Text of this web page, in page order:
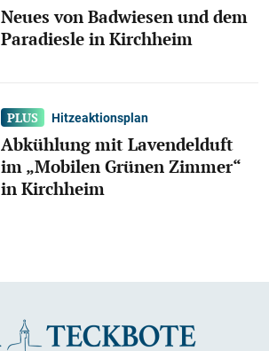
Neues von Badwiesen und dem
Paradiesle in Kirchheim
Hitzeaktionsplan
Abkühlung mit Lavendelduft
im „Mobilen Grünen Zimmer“
in Kirchheim